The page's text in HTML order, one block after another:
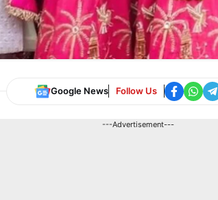
Google News Follow Us
---Advertisement---